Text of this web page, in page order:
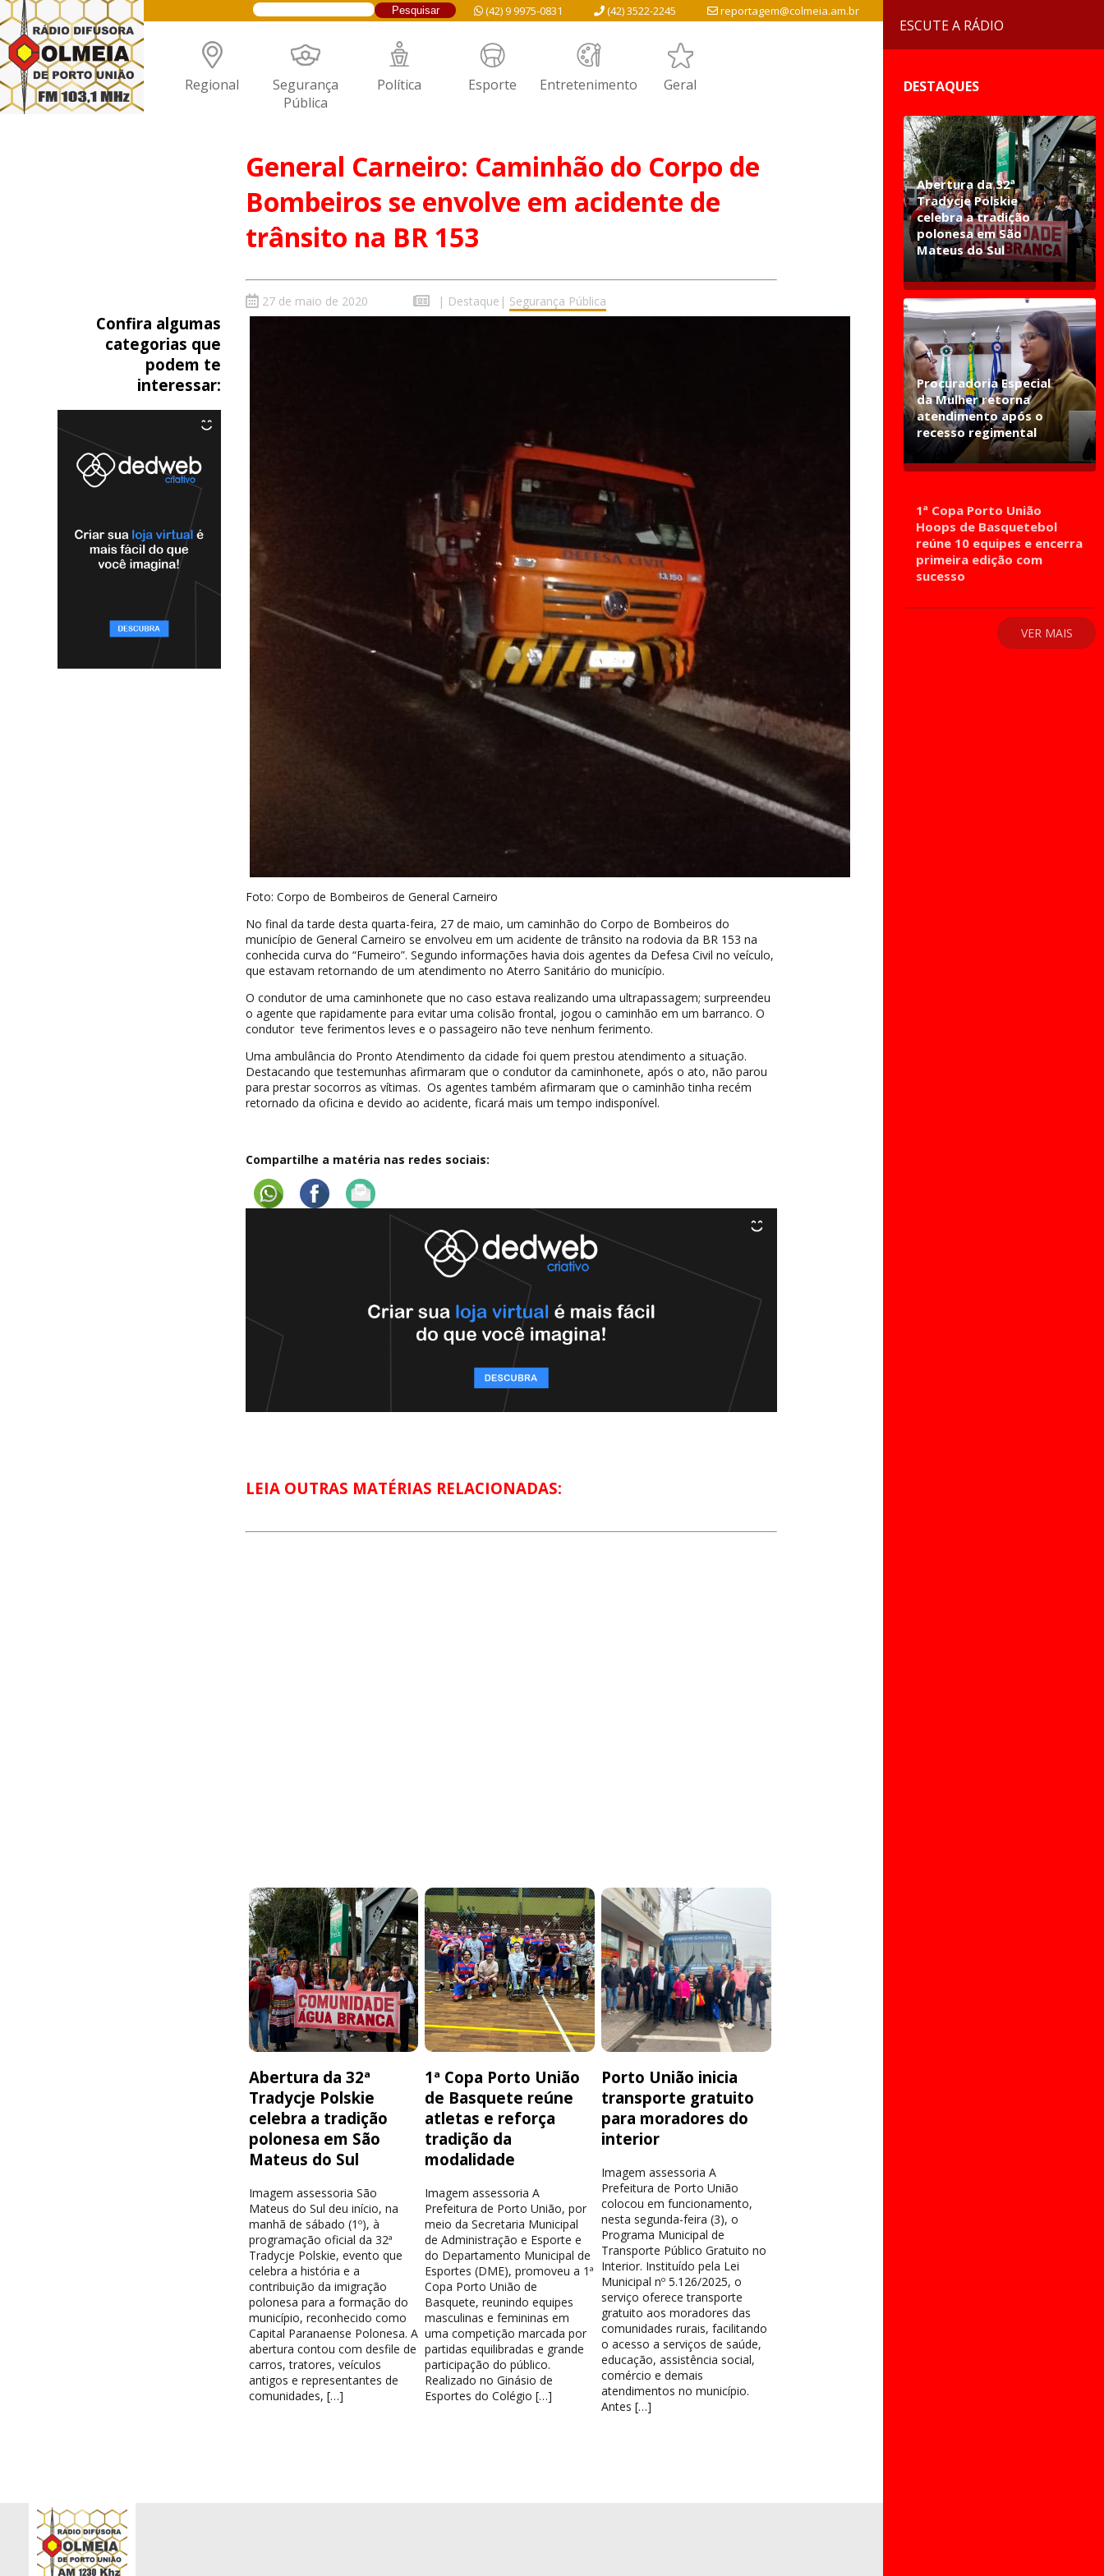
reportagem@colmeia.am.br
(42) 3522-2245
(42) 9 9975-0831
Regional Segurança
Pública
Política Esporte Entretenimento Geral
General Carneiro: Caminhão do Corpo de
Bombeiros se envolve em acidente de
trânsito na BR 153
Confira algumas
categorias que
podem te
interessar:
27 de maio de 2020 | Destaque | Segurança Pública
Foto: Corpo de Bombeiros de General Carneiro
No final da tarde desta quarta-feira, 27 de maio, um caminhão do Corpo de Bombeiros do
município de General Carneiro se envolveu em um acidente de trânsito na rodovia da BR 153 na
conhecida curva do “Fumeiro”. Segundo informações havia dois agentes da Defesa Civil no veículo,
que estavam retornando de um atendimento no Aterro Sanitário do município.
O condutor de uma caminhonete que no caso estava realizando uma ultrapassagem; surpreendeu
o agente que rapidamente para evitar uma colisão frontal, jogou o caminhão em um barranco. O
condutor teve ferimentos leves e o passageiro não teve nenhum ferimento.
Uma ambulância do Pronto Atendimento da cidade foi quem prestou atendimento a situação.
Destacando que testemunhas afirmaram que o condutor da caminhonete, após o ato, não parou
para prestar socorros as vítimas. Os agentes também afirmaram que o caminhão tinha recém
retornado da oficina e devido ao acidente, ficará mais um tempo indisponível.
Compartilhe a matéria nas redes sociais:
LEIA OUTRAS MATÉRIAS RELACIONADAS:
Abertura da 32ª
Tradycje Polskie
celebra a tradição
polonesa em São
Mateus do Sul
Imagem assessoria São
Mateus do Sul deu início, na
manhã de sábado (1º), à
programação oficial da 32ª
Tradycje Polskie, evento que
celebra a história e a
contribuição da imigração
polonesa para a formação do
município, reconhecido como
Capital Paranaense Polonesa. A
abertura contou com desfile de
carros, tratores, veículos
antigos e representantes de
comunidades, […]
1ª Copa Porto União
de Basquete reúne
atletas e reforça
tradição da
modalidade
Imagem assessoria A
Prefeitura de Porto União, por
meio da Secretaria Municipal
de Administração e Esporte e
do Departamento Municipal de
Esportes (DME), promoveu a 1ª
Copa Porto União de
Basquete, reunindo equipes
masculinas e femininas em
uma competição marcada por
partidas equilibradas e grande
participação do público.
Realizado no Ginásio de
Esportes do Colégio […]
Porto União inicia
transporte gratuito
para moradores do
interior
Imagem assessoria A
Prefeitura de Porto União
colocou em funcionamento,
nesta segunda-feira (3), o
Programa Municipal de
Transporte Público Gratuito no
Interior. Instituído pela Lei
Municipal nº 5.126/2025, o
serviço oferece transporte
gratuito aos moradores das
comunidades rurais, facilitando
o acesso a serviços de saúde,
educação, assistência social,
comércio e demais
atendimentos no município.
Antes […]
ESCUTE A RÁDIO
DESTAQUES
Abertura da 32ª
Tradycje Polskie
celebra a tradição
polonesa em São
Mateus do Sul
Procuradoria Especial
da Mulher retorna
atendimento após o
recesso regimental
1ª Copa Porto União
Hoops de Basquetebol
reúne 10 equipes e encerra
primeira edição com
sucesso
VER MAIS